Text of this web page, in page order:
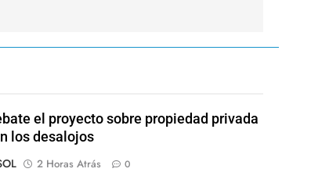
el proyecto sobre propiedad privada
los desalojos
2 Horas Atrás 0